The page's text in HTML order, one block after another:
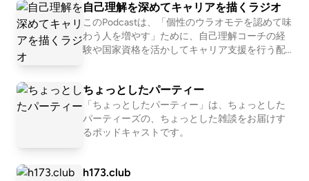
m/mikeneko_radio/ ▼LISTEN（配信内容をテキ
ストで読めます） https://listen.style/p/mikenek
oradio?owwaX3ia
自己理解を深めてキャリアを描くラジオ
このPodcastは、「個性のウラオモテを認めて味
わう人を増やす」ために、自己理解コーチの経
験や国家資格を活かしてキャリア支援を行う配
てお話しする番組です。キャリアについてのお
悩みがあり「番組内で紹介しても良いよ」とい
う方がいらっしゃればInstagram（@kyanapioka
0913）のDMでお送り頂けると有難いです。 ※
深める心理学ラジオ』として放送 （配信者紹
ちょっとしたパーティー
「ちょっとしたパーティー」は、ちょっとした
パーティーズの、ちょっとした雑談をお届けす
るポッドキャストです。
h173.club